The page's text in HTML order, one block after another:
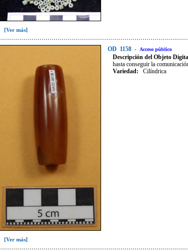
[Ver más]
OD 1158 - Acceso público
Descripción del Objeto
hasta conseguir la
Variedad: Cilíndrica
[Ver más]